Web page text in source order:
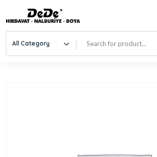
All Category